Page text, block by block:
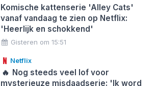
Komische kattenserie 'Alley Cats'
vanaf vandaag te zien op Netflix:
'Heerlijk en schokkend'
Gisteren om 15:51
Netflix
🔥 Nog steeds veel lof voor
mysterieuze misdaadserie: 'Ik word